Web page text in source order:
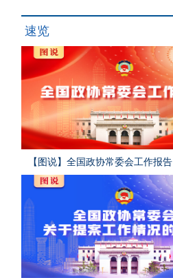
速览
【图说】全国政协常委会工作报告